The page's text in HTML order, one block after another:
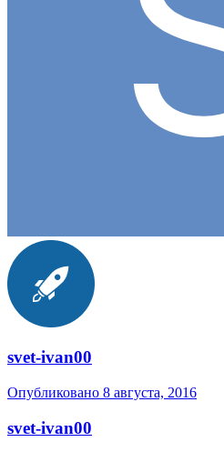
svet-ivan00
Опубликовано 8 августа, 2016
svet-ivan00